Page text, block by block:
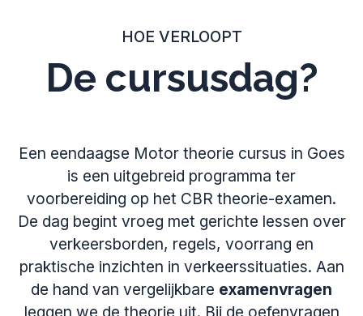
HOE VERLOOPT
De cursusdag?
Een eendaagse Motor theorie cursus in Goes
is een uitgebreid programma ter
voorbereiding op het CBR theorie-examen.
De dag begint vroeg met gerichte lessen over
verkeersborden, regels, voorrang en
praktische inzichten in verkeerssituaties. Aan
de hand van vergelijkbare examenvragen